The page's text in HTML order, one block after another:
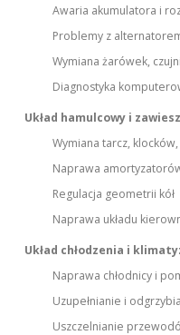
Awaria akumulatora i
Problemy z
Wymiana żarówek,
Diagnostyka
Układ hamulcowy i
Wymiana tarcz,
Naprawa
Regulacja geometrii kół
Naprawa układu
Układ chłodzenia i
Naprawa chłodnicy i
Uzupełnianie i
Uszczelnianie